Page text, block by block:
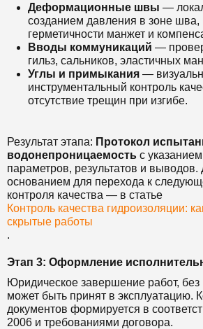
Деформационные швы —
созданием давления в зоне шва,
герметичности манжет и
Вводы коммуникаций —
гильз, сальников, эластичных
Углы и примыкания —
инструментальный контроль
отсутствие трещин при изгибе.
Результат этапа: Протокол
водонепроницаемость с
параметров, результатов и выводов.
основанием для перехода к
контроля качества — в статье
Контроль качества гидроизоляции:
скрытые работы
.
Этап 3: Оформление
Юридическое завершение работ, без
может быть принят в эксплуатацию.
документов формируется в
2006 и требованиями договора.